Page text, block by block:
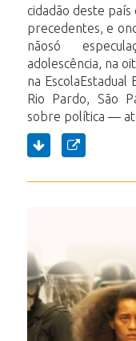
cidadão deste país
precedentes, e
nãosó
adolescência, na
na EscolaEstadual
Rio Pardo, São
sobre política­ —